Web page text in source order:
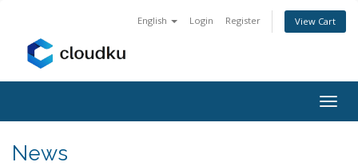
English Login Register View Cart
News